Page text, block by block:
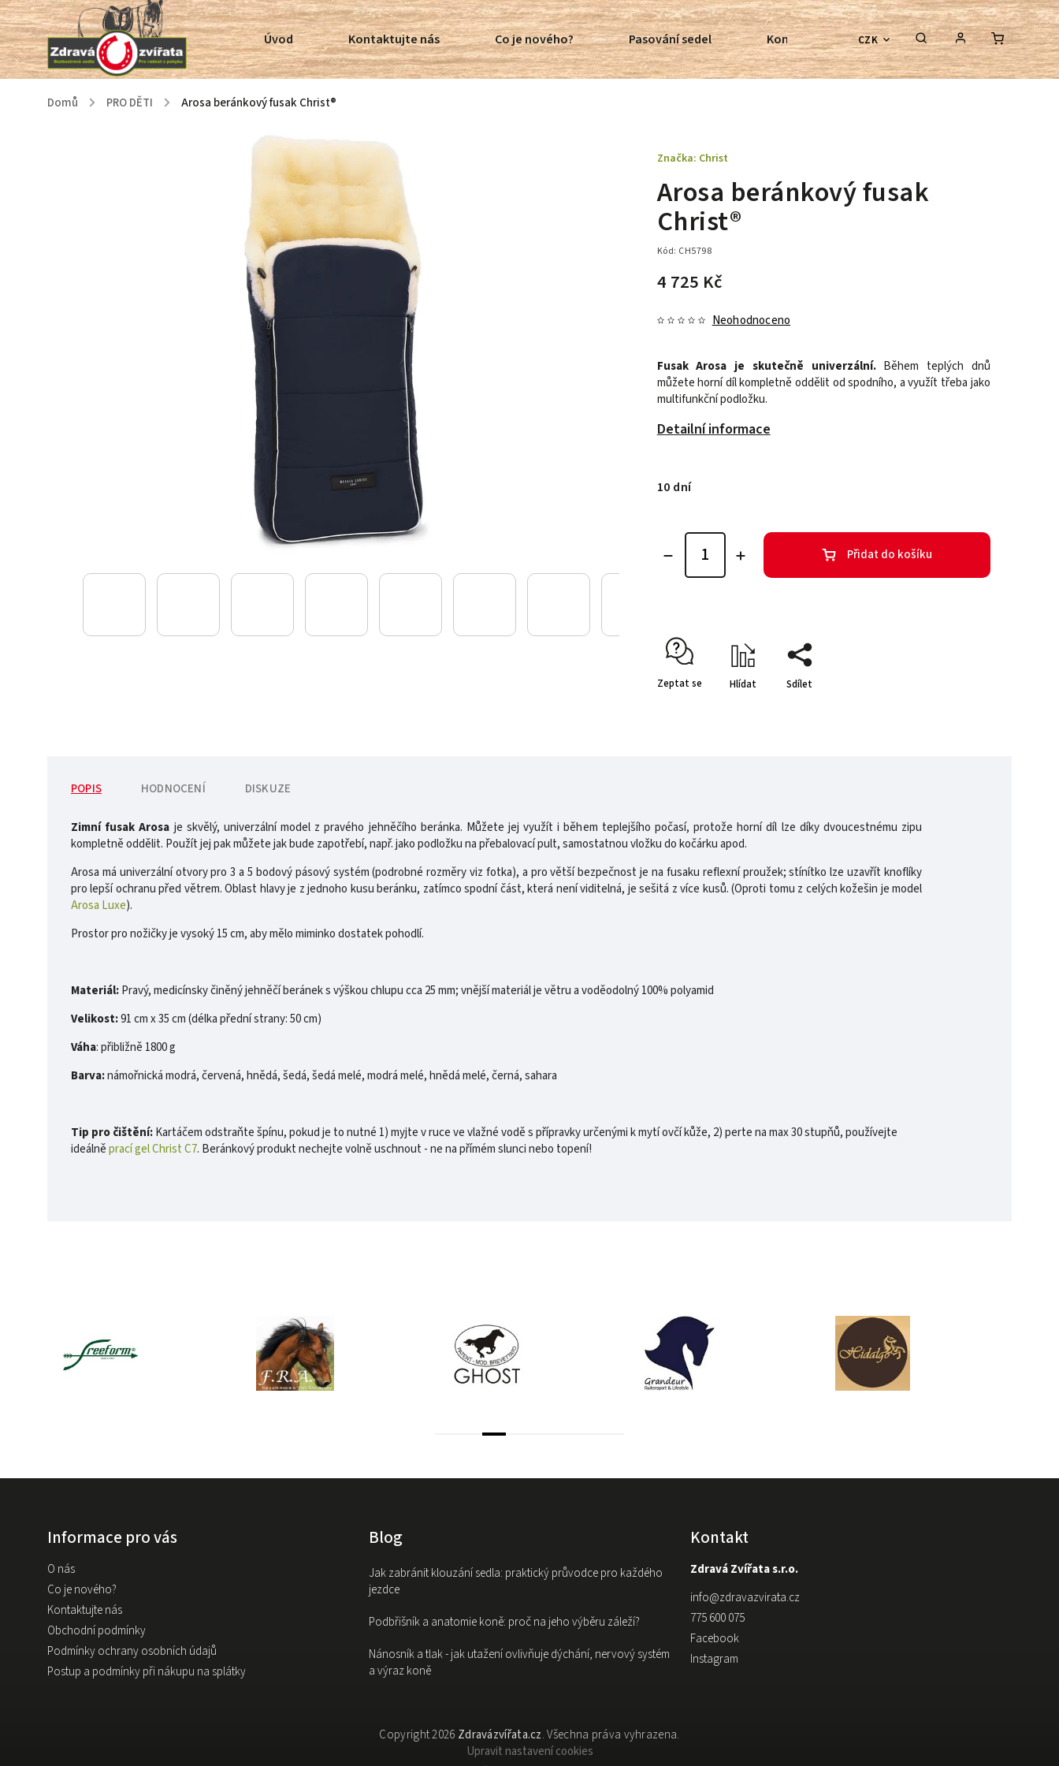
CZK
Úvod Kontaktujte nás Co je nového? Pasování sedel Kontroly bezkostrových sedel Poradenství
Domů / PRO DĚTI / Arosa beránkový fusak Christ®
Arosa beránkový fusak
Christ®
Kód: CH5798
4 725 Kč
Neohodnoceno
Fusak Arosa je skutečně univerzální. Během teplých dnů
můžete horní díl kompletně oddělit od spodního, a využít třeba jako
multifunkční podložku.
Detailní informace
Značka: Christ
10 dní
Přidat do košíku
Zeptat se Hlídat Sdílet
POPIS HODNOCENÍ DISKUZE
Zimní fusak Arosa je skvělý, univerzální model z pravého jehněčího beránka. Můžete jej využít i během teplejšího počasí, protože horní díl lze díky dvoucestnému zipu
kompletně oddělit. Použít jej pak můžete jak bude zapotřebí, např. jako podložku na přebalovací pult, samostatnou vložku do kočárku apod.
Arosa má univerzální otvory pro 3 a 5 bodový pásový systém (podrobné rozměry viz fotka), a pro větší bezpečnost je na fusaku reflexní proužek; stínítko lze uzavřít knoflíky
pro lepší ochranu před větrem. Oblast hlavy je z jednoho kusu beránku, zatímco spodní část, která není viditelná, je sešitá z více kusů. (Oproti tomu z celých kožešin je model
Arosa Luxe).
Prostor pro nožičky je vysoký 15 cm, aby mělo miminko dostatek pohodlí.
Materiál:Pravý, medicínsky činěný jehněčí beránek s výškou chlupu cca 25 mm; vnější materiál je větru a voděodolný 100% polyamid
Velikost:91 cm x 35 cm (délka přední strany: 50 cm)
Váha: přibližně 1800 g
Barva:námořnická modrá, červená, hnědá, šedá, šedá melé, modrá melé, hnědá melé, černá, sahara
Tip pro čištění:Kartáčem odstraňte špínu, pokud je to nutné 1) myjte v ruce ve vlažné vodě s přípravky určenými k mytí ovčí kůže, 2) perte na max 30 stupňů, používejte
ideálněprací gel Christ C7. Beránkový produkt nechejte volně uschnout - ne na přímém slunci nebo topení!
Informace pro vás
O nás
Co je nového?
Kontaktujte nás
Obchodní podmínky
Podmínky ochrany osobních údajů
Postup a podmínky při nákupu na splátky
Blog
Jak zabránit klouzání sedla: praktický průvodce pro každého
jezdce
Podbřišník a anatomie koně: proč na jeho výběru záleží?
Nánosník a tlak - jak utažení ovlivňuje dýchání, nervový systém
a výraz koně
Kontakt
Zdravá Zvířata s.r.o.
info@zdravazvirata.cz
775 600 075
Facebook
Instagram
Copyright 2026 Zdravázvířata.cz. Všechna práva vyhrazena.
Upravit nastavení cookies